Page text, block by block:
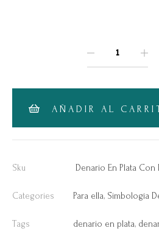
AÑADIR AL
Sku Denario En Plata Con
Categories Para ella, Simbología
Tags denario en plata,